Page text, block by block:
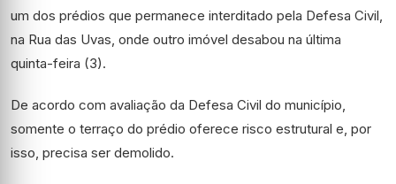
um dos prédios que permanece interditado pela Defesa Civil,
na Rua das Uvas, onde outro imóvel desabou na última
quinta-feira (3).
De acordo com avaliação da Defesa Civil do município,
somente o terraço do prédio oferece risco estrutural e, por
isso, precisa ser demolido.